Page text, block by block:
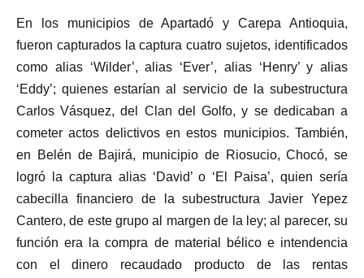
En los municipios de Apartadó y Carepa Antioquia,
fueron capturados la captura cuatro sujetos, identificados
como alias ‘Wilder’, alias ‘Ever’, alias ‘Henry’ y alias
‘Eddy’; quienes estarían al servicio de la subestructura
Carlos Vásquez, del Clan del Golfo, y se dedicaban a
cometer actos delictivos en estos municipios. También,
en Belén de Bajirá, municipio de Riosucio, Chocó, se
logró la captura alias ‘David’ o ‘El Paisa’, quien sería
cabecilla financiero de la subestructura Javier Yepez
Cantero, de este grupo al margen de la ley; al parecer, su
función era la compra de material bélico e intendencia
con el dinero recaudado producto de las rentas